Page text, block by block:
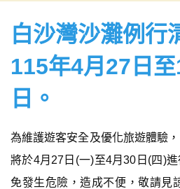
白沙灣沙灘例行
115年4月27日
日。
為維護遊客安全及優化旅遊體驗
將於4月27日(一)至4月30日(四)
免發生危險，造成不便，敬請見